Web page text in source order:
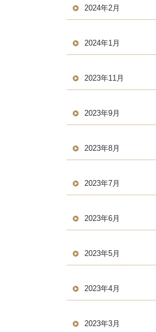
2024年2月
2024年1月
2023年11月
2023年9月
2023年8月
2023年7月
2023年6月
2023年5月
2023年4月
2023年3月